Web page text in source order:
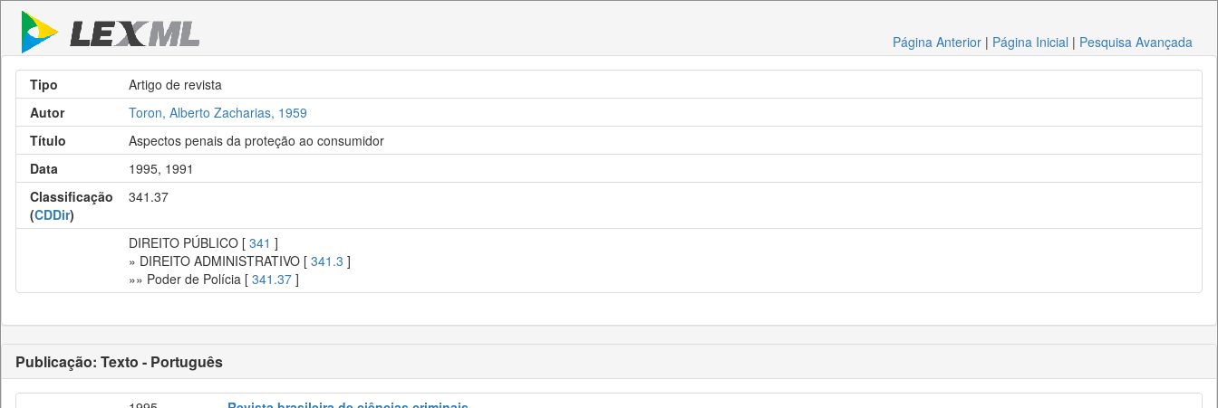
Página Anterior | Página Inicial | Pesquisa Avançada
Tipo
Artigo de revista
Autor
Toron, Alberto Zacharias, 1959
Título
Aspectos penais da proteção ao consumidor
Data
1995, 1991
Classificação
(CDDir)
341.37
DIREITO PÚBLICO [ 341 ]
» DIREITO ADMINISTRATIVO [ 341.3 ]
»» Poder de Polícia [ 341.37 ]
Publicação: Texto - Português